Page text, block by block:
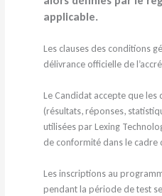
applicable.
Les clauses des conditions
délivrance officielle de
Le Candidat accepte que
(résultats, réponses,
utilisées par Lexing
de conformité dans le cadre
Les inscriptions au
pendant la période de test